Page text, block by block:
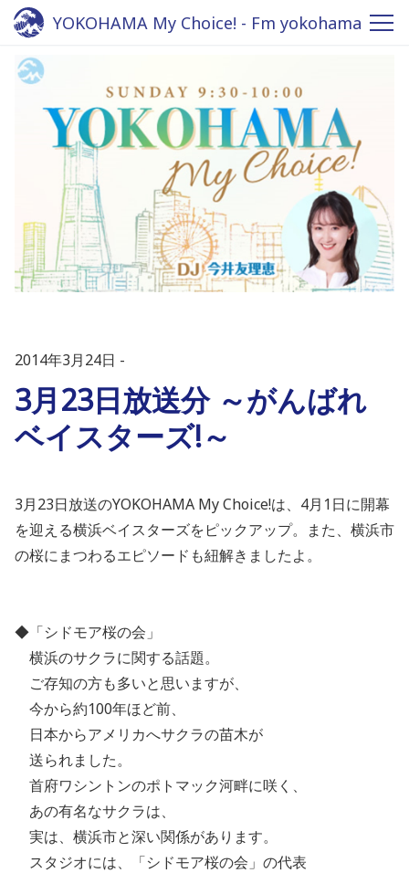
YOKOHAMA My Choice! - Fm yokohama
2014年3月24日
3月23日放送分 ～がんばれ
ベイスターズ!～
3月23日放送のYOKOHAMA My Choice!は、4月1日に開幕
を迎える横浜ベイスターズをピックアップ。また、横浜市
の桜にまつわるエピソードも紐解きましたよ。
◆「シドモア桜の会」
横浜のサクラに関する話題。
ご存知の方も多いと思いますが、
今から約100年ほど前、
日本からアメリカへサクラの苗木が
送られました。
首府ワシントンのポトマック河畔に咲く、
あの有名なサクラは、
実は、横浜市と深い関係があります。
スタジオには、「シドモア桜の会」の代表